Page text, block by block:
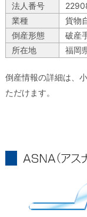
法人番号
業種
貨物
倒産形態
破産
所在地
福岡
倒産情報の詳細は、
ただけます。